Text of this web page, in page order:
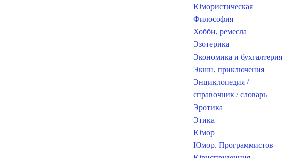
Юмористическая
Философия
Хобби, ремесла
Эзотерика
Экономика и бухгалтерия
Экшн, приключения
Энциклопедия /
справочник / словарь
Эротика
Этика
Юмор
Юмор. Программистов